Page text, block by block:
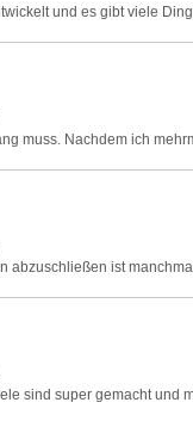
und es gibt viele
muss. Nachdem ich
abzuschließen ist
sind super gemacht